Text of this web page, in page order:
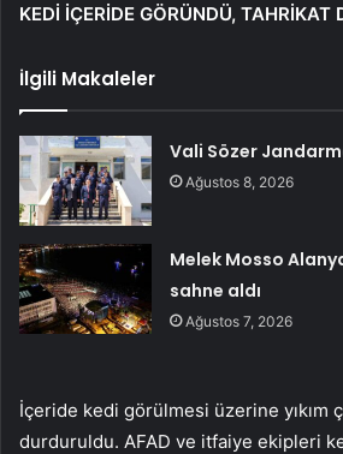
KEDİ İÇERİDE GÖRÜNDÜ, TAHRİKAT
İlgili Makaleler
Vali Sözer
Ağustos 8, 2026
Melek Mosso
sahne aldı
Ağustos 7, 2026
İçeride kedi görülmesi üzerine yıkım
durduruldu. AFAD ve itfaiye ekipleri